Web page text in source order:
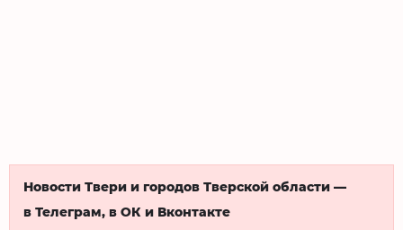
Новости Твери и городов Тверской области —
в Телеграм, в ОК и Вконтакте